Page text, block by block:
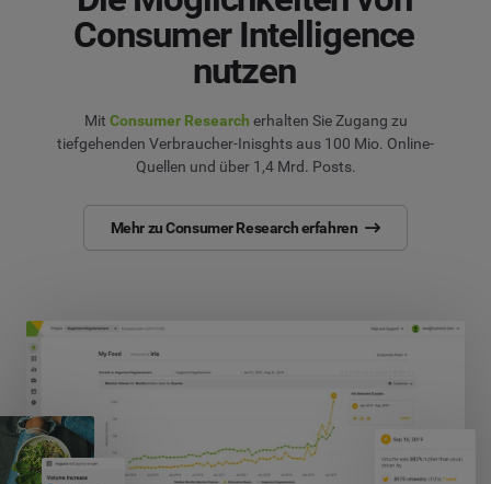
Consumer Intelligence
nutzen
Mit Consumer Research erhalten Sie Zugang zu
tiefgehenden Verbraucher-Inisghts aus 100 Mio. Online-
Quellen und über 1,4 Mrd. Posts.
Mehr zu Consumer Research erfahren